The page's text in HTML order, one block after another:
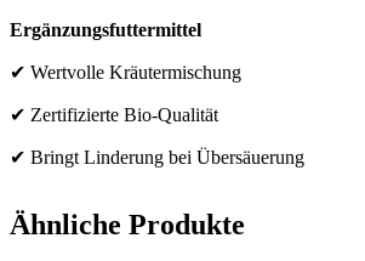
Ergänzungsfuttermittel
✔ Wertvolle Kräutermischung
✔ Zertifizierte Bio-Qualität
✔ Bringt Linderung bei Übersäuerung
Ähnliche Produkte